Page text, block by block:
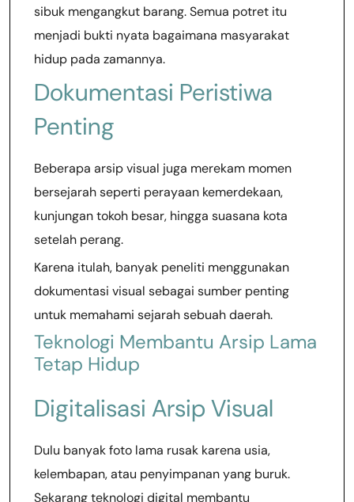
sibuk mengangkut barang. Semua potret itu
menjadi bukti nyata bagaimana masyarakat
hidup pada zamannya.
Dokumentasi Peristiwa
Penting
Beberapa arsip visual juga merekam momen
bersejarah seperti perayaan kemerdekaan,
kunjungan tokoh besar, hingga suasana kota
setelah perang.
Karena itulah, banyak peneliti menggunakan
dokumentasi visual sebagai sumber penting
untuk memahami sejarah sebuah daerah.
Teknologi Membantu Arsip Lama
Tetap Hidup
Digitalisasi Arsip Visual
Dulu banyak foto lama rusak karena usia,
kelembapan, atau penyimpanan yang buruk.
Sekarang teknologi digital membantu